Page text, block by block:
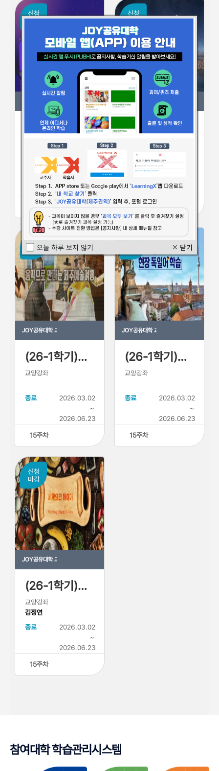
오늘 하루 보지 않기  닫기
신청
마감
JOY공유대학 교육과정
(26-1학기)지식재산의이해
교양강좌
2026.03.02
~
2026.06.19
15주차
신청
마감
JOY공유대학 교육과정
(26-1학기)탐나는제주의이해
종료
2026.03.02
2026.06.23
15주차
신청
마감
JOY공유대학 교육과정
(26-1학기)음악으로만나는제주예술여행
교양강좌
종료
2026.03.02
~
2026.06.23
15주차
신청
JOY공유대학 교육과정
(26-1학기)그림을통한현장독일어
교양강좌
종료
2026.03.02
~
2026.06.23
15주차
신청
마감
JOY공유대학 교육과정
(26-1학기)세계요리이야기
교양강좌
김정연
종료
2026.03.02
~
2026.06.23
15주차
참여대학 학습관리시스템